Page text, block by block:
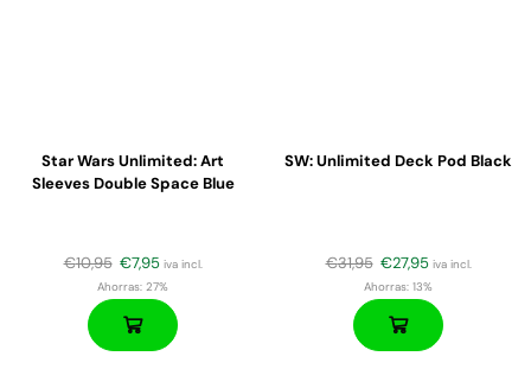
Star Wars Unlimited: Art
Sleeves Double Space Blue
€10,95 €7,95 iva incl.
Ahorras: 27%
SW: Unlimited Deck Pod Black
€31,95 €27,95 iva incl.
Ahorras: 13%